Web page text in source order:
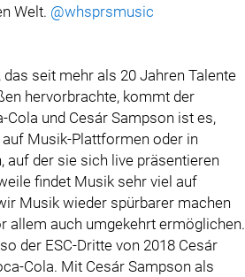
Welt. @whsprsmusic
seit mehr als 20 Jahren Talente
hervorbrachte, kommt der
und Cesár Sampson ist es,
Musik-Plattformen oder in
auf der sie sich live präsentieren
findet Musik sehr viel auf
Musik wieder spürbarer machen
allem auch umgekehrt ermöglichen.
der ESC-Dritte von 2018 Cesár
Cola. Mit Cesár Sampson als